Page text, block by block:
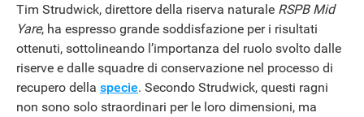
Tim Strudwick, direttore della riserva naturale RSPB Mid
Yare, ha espresso grande soddisfazione per i risultati
ottenuti, sottolineando l’importanza del ruolo svolto dalle
riserve e dalle squadre di conservazione nel processo di
recupero della specie. Secondo Strudwick, questi ragni
non sono solo straordinari per le loro dimensioni, ma